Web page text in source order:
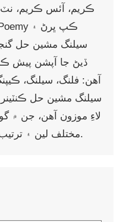
ڪريم، آئس ڪريم،
سيلنگ مشين حل
ڏيڻ جا آپشن پيش
آهن: فلنگ، سيلنگ،
سيلنگ مشين حل
لاءِ موزون آهن، جن ۾
مختلف لين ۽ ترتيب ڏيڻ جي حد جا آپشن آهن.